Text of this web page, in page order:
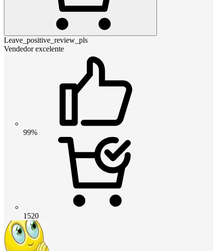
Leave_positive_review_pls
Vendedor excelente
99%
1520